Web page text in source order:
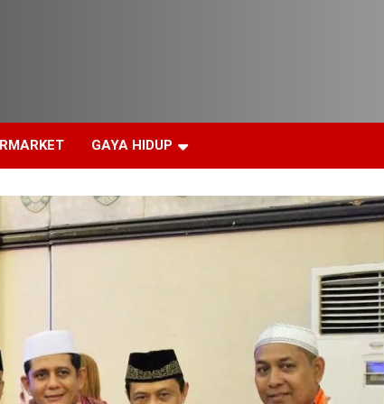
GAYA HIDUP